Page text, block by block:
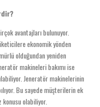
avantajları bulunuyor.
ekonomik yönden
olduğundan yeniden
makineleri bakımı ise
Jeneratör makinelerinin
Bu sayede müşterilerin ek
olabiliyor.